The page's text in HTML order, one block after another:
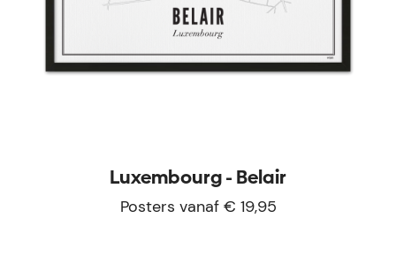
Luxembourg - Belair
Posters vanaf € 19,95